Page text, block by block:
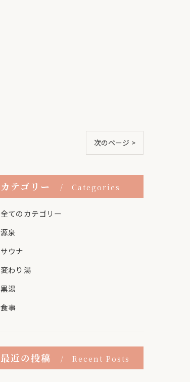
次のページ >
カテゴリー Categories
全てのカテゴリー
源泉
サウナ
変わり湯
黒湯
食事
最近の投稿 Recent Posts